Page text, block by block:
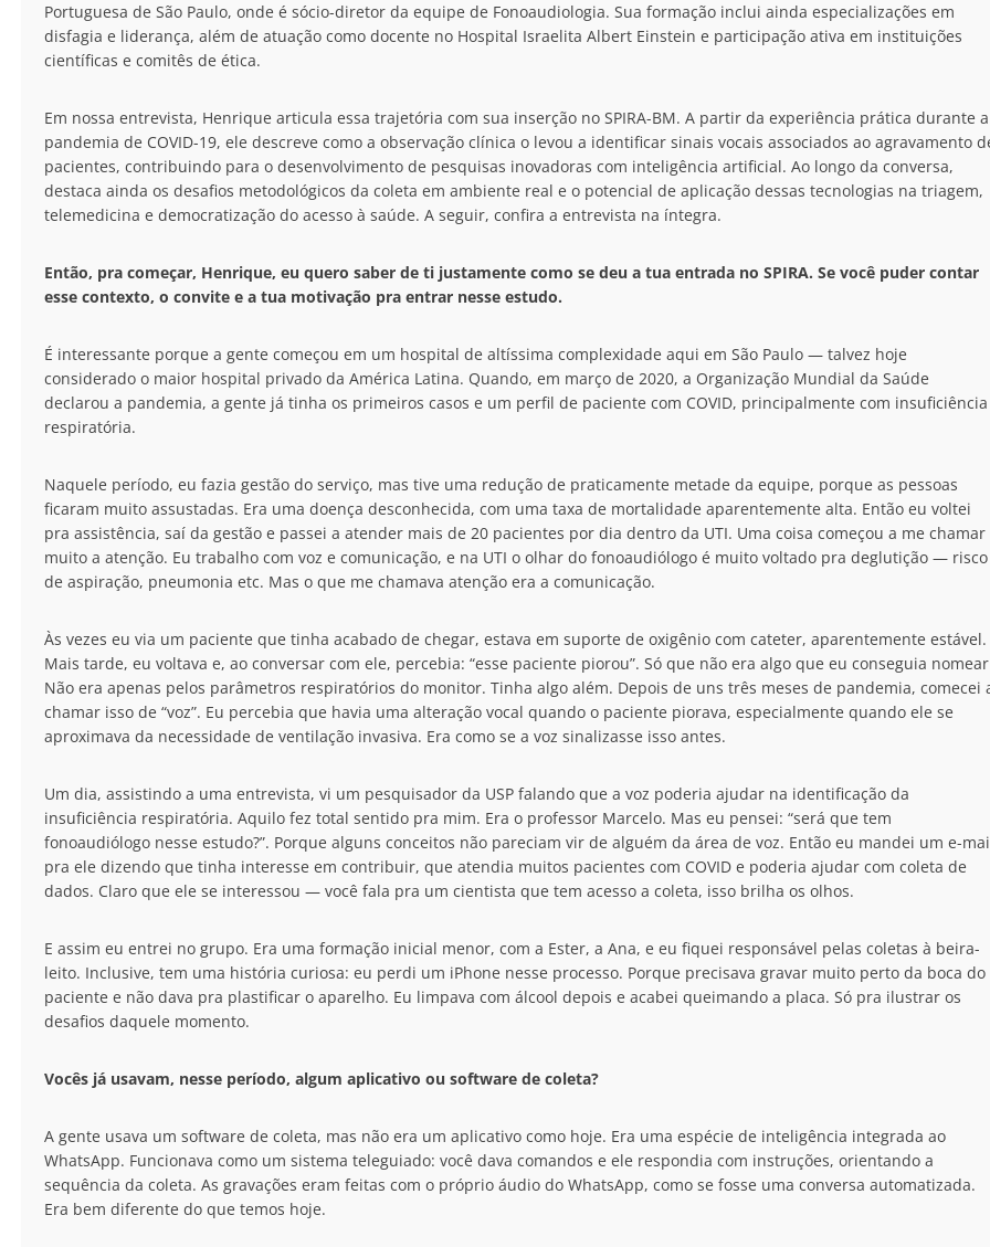
Portuguesa de São Paulo, onde é sócio-diretor da equipe de Fonoaudiologia. Sua formação inclui ainda especializações em
disfagia e liderança, além de atuação como docente no Hospital Israelita Albert Einstein e participação ativa em instituições
científicas e comitês de ética.
Em nossa entrevista, Henrique articula essa trajetória com sua inserção no SPIRA-BM. A partir da experiência prática durante a
pandemia de COVID-19, ele descreve como a observação clínica o levou a identificar sinais vocais associados ao agravamento
pacientes, contribuindo para o desenvolvimento de pesquisas inovadoras com inteligência artificial. Ao longo da conversa,
destaca ainda os desafios metodológicos da coleta em ambiente real e o potencial de aplicação dessas tecnologias na triagem,
telemedicina e democratização do acesso à saúde. A seguir, confira a entrevista na íntegra.
Então, pra começar, Henrique, eu quero saber de ti justamente como se deu a tua entrada no SPIRA. Se você puder contar
esse contexto, o convite e a tua motivação pra entrar nesse estudo.
É interessante porque a gente começou em um hospital de altíssima complexidade aqui em São Paulo — talvez hoje
considerado o maior hospital privado da América Latina. Quando, em março de 2020, a Organização Mundial da Saúde
declarou a pandemia, a gente já tinha os primeiros casos e um perfil de paciente com COVID, principalmente com insuficiência
respiratória.
Naquele período, eu fazia gestão do serviço, mas tive uma redução de praticamente metade da equipe, porque as pessoas
ficaram muito assustadas. Era uma doença desconhecida, com uma taxa de mortalidade aparentemente alta. Então eu voltei
pra assistência, saí da gestão e passei a atender mais de 20 pacientes por dia dentro da UTI. Uma coisa começou a me chamar
muito a atenção. Eu trabalho com voz e comunicação, e na UTI o olhar do fonoaudiólogo é muito voltado pra deglutição — risco
de aspiração, pneumonia etc. Mas o que me chamava atenção era a comunicação.
Às vezes eu via um paciente que tinha acabado de chegar, estava em suporte de oxigênio com cateter, aparentemente estável.
Mais tarde, eu voltava e, ao conversar com ele, percebia: “esse paciente piorou”. Só que não era algo que eu conseguia
Não era apenas pelos parâmetros respiratórios do monitor. Tinha algo além. Depois de uns três meses de pandemia, comecei
chamar isso de “voz”. Eu percebia que havia uma alteração vocal quando o paciente piorava, especialmente quando ele se
aproximava da necessidade de ventilação invasiva. Era como se a voz sinalizasse isso antes.
Um dia, assistindo a uma entrevista, vi um pesquisador da USP falando que a voz poderia ajudar na identificação da
insuficiência respiratória. Aquilo fez total sentido pra mim. Era o professor Marcelo. Mas eu pensei: “será que tem
fonoaudiólogo nesse estudo?”. Porque alguns conceitos não pareciam vir de alguém da área de voz. Então eu mandei um e-
pra ele dizendo que tinha interesse em contribuir, que atendia muitos pacientes com COVID e poderia ajudar com coleta de
dados. Claro que ele se interessou — você fala pra um cientista que tem acesso a coleta, isso brilha os olhos.
E assim eu entrei no grupo. Era uma formação inicial menor, com a Ester, a Ana, e eu fiquei responsável pelas coletas à beira-
leito. Inclusive, tem uma história curiosa: eu perdi um iPhone nesse processo. Porque precisava gravar muito perto da boca do
paciente e não dava pra plastificar o aparelho. Eu limpava com álcool depois e acabei queimando a placa. Só pra ilustrar os
desafios daquele momento.
Vocês já usavam, nesse período, algum aplicativo ou software de coleta?
A gente usava um software de coleta, mas não era um aplicativo como hoje. Era uma espécie de inteligência integrada ao
WhatsApp. Funcionava como um sistema teleguiado: você dava comandos e ele respondia com instruções, orientando a
sequência da coleta. As gravações eram feitas com o próprio áudio do WhatsApp, como se fosse uma conversa automatizada.
Era bem diferente do que temos hoje.